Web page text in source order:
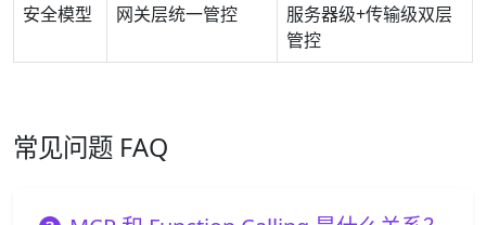
安全模型 网关层统一管控
服务器级+传输级双层
管控
常见问题 FAQ